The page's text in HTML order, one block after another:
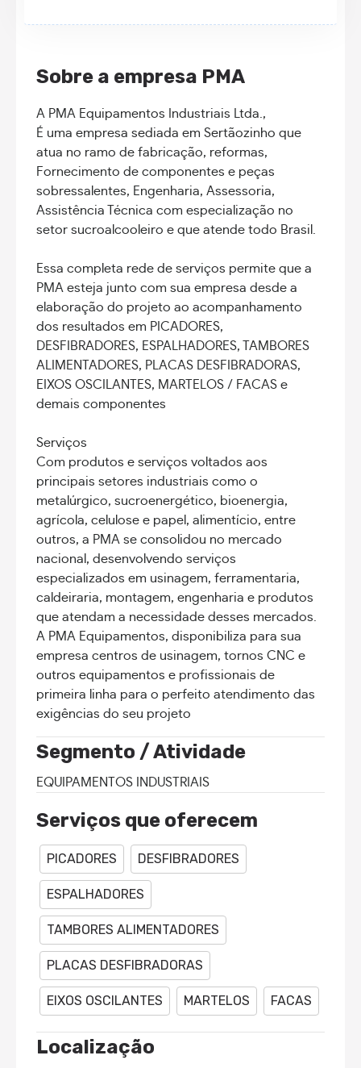
Sobre a empresa PMA
A PMA Equipamentos Industriais Ltda.,
É uma empresa sediada em Sertãozinho que
atua no ramo de fabricação, reformas,
Fornecimento de componentes e peças
sobressalentes, Engenharia, Assessoria,
Assistência Técnica com especialização no
setor sucroalcooleiro e que atende todo Brasil.
Essa completa rede de serviços permite que a
PMA esteja junto com sua empresa desde a
elaboração do projeto ao acompanhamento
dos resultados em PICADORES,
DESFIBRADORES, ESPALHADORES, TAMBORES
ALIMENTADORES, PLACAS DESFIBRADORAS,
EIXOS OSCILANTES, MARTELOS / FACAS e
demais componentes
Serviços
Com produtos e serviços voltados aos
principais setores industriais como o
metalúrgico, sucroenergético, bioenergia,
agrícola, celulose e papel, alimentício, entre
outros, a PMA se consolidou no mercado
nacional, desenvolvendo serviços
especializados em usinagem, ferramentaria,
caldeiraria, montagem, engenharia e produtos
que atendam a necessidade desses mercados.
A PMA Equipamentos, disponibiliza para sua
empresa centros de usinagem, tornos CNC e
outros equipamentos e profissionais de
primeira linha para o perfeito atendimento das
exigências do seu projeto
Segmento / Atividade
EQUIPAMENTOS INDUSTRIAIS
Serviços que oferecem
PICADORES DESFIBRADORES
ESPALHADORES
TAMBORES ALIMENTADORES
PLACAS DESFIBRADORAS
EIXOS OSCILANTES MARTELOS FACAS
Localização